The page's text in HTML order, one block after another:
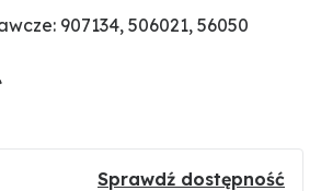
907134, 506021, 56050
Sprawdź dostępność